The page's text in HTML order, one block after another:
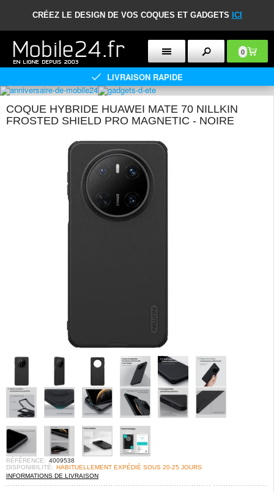
CRÉEZ LE DESIGN DE VOS COQUES ET GADGETS ICI
0
LIVRAISON RAPIDE
COQUE HYBRIDE HUAWEI MATE 70 NILLKIN
FROSTED SHIELD PRO MAGNETIC - NOIRE
RÉFÉRENCE: 4009538
DISPONIBILITÉ: HABITUELLEMENT EXPÉDIÉ SOUS 20-25 JOURS
INFORMATIONS DE LIVRAISON